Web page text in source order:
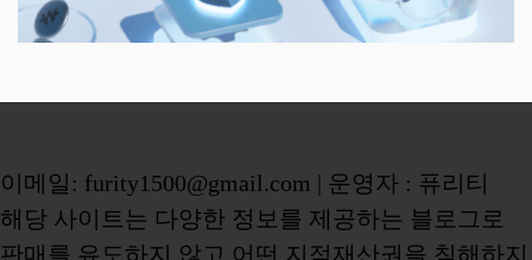
이메일: furity1500@gmail.com | 운영자 : 퓨리티
해당 사이트는 다양한 정보를 제공하는 블로그로
판매를 유도하지 않고 어떤 지적재산권을 침해하지